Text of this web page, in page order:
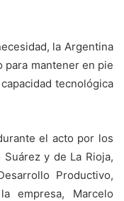
la Argentina
para mantener en pie
tecnológica
el acto por los
y de La Rioja,
Productivo,
empresa, Marcelo